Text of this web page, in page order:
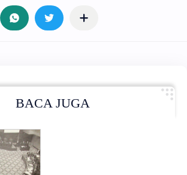
BACA JUGA